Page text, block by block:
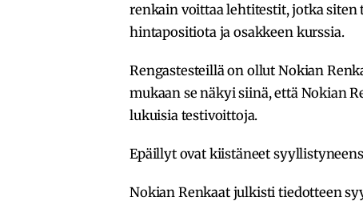
renkain voittaa lehtitestit, jotka
hintapositiota ja osakkeen kurssia.
Rengastesteillä on ollut Nokian
mukaan se näkyi siinä, että Nokian
lukuisia testivoittoja.
Epäillyt ovat kiistäneet
Nokian Renkaat julkisti tiedotteen